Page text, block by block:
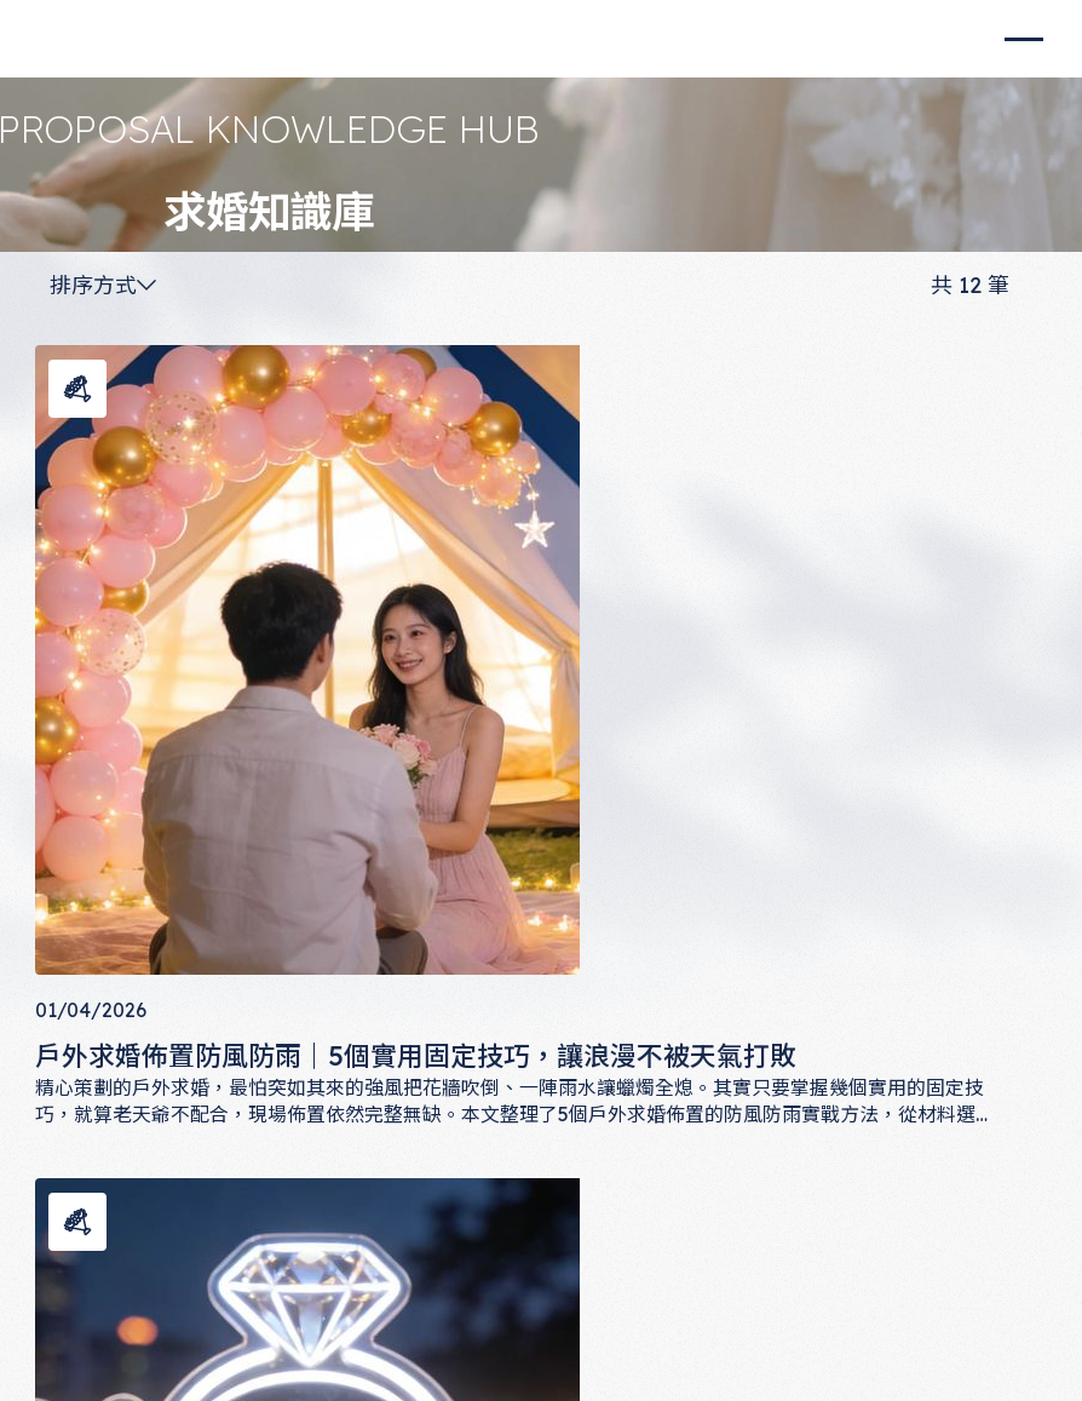
PROPOSAL KNOWLEDGE HUB
求婚知識庫
排序方式 共 12 筆
01/04/2026
戶外求婚佈置防風防雨｜5個實用固定技巧，讓浪漫不被天氣打敗
精心策劃的戶外求婚，最怕突如其來的強風把花牆吹倒、一陣雨水讓蠟燭全熄。其實只要掌握幾個實用的固定技
巧，就算老天爺不配合，現場佈置依然完整無缺。本文整理了5個戶外求婚佈置的防風防雨實戰方法，從材料選